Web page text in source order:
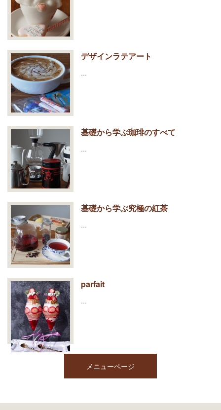
デザインラテアート
…
基礎から学ぶ珈琲のすべて
…
基礎から学ぶ究極の紅茶
…
parfait
…
メニューページ